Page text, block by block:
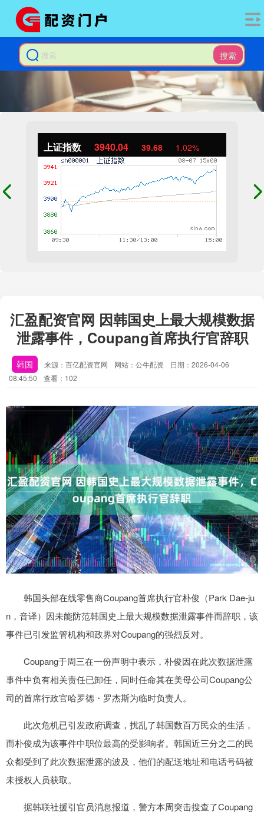
搜索
上证指数 3940.04 39.68 1.02%
汇盈配资官网 因韩国史上最大规模数据
泄露事件，Coupang首席执行官辞职
韩国 来源：百亿配资官网 网站：公牛配资
日期：2026-04-06
08:45:50
查看：102
韩国头部在线零售商Coupang首席执行官朴俊（Park Dae-ju
n，音译）因未能防范韩国史上最大规模数据泄露事件而辞职，该
事件已引发监管机构和政界对Coupang的强烈反对。
Coupang于周三在一份声明中表示，朴俊因在此次数据泄露
事件中负有相关责任已卸任，同时任命其在美母公司Coupang公
司的首席行政官哈罗德・罗杰斯为临时负责人。
此次危机已引发政府调查，扰乱了韩国数百万民众的生活，
而朴俊成为该事件中职位最高的受影响者。韩国近三分之二的民
众都受到了此次数据泄露的波及，他们的配送地址和电话号码被
未授权人员获取。
据韩联社援引官员消息报道，警方本周突击搜查了Coupang